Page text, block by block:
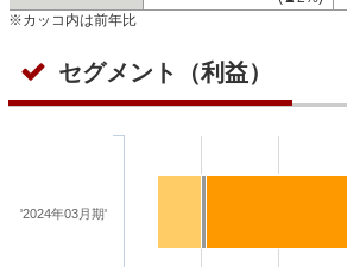
※カッコ内は前年比
セグメント（利益）
'2024年03月期'